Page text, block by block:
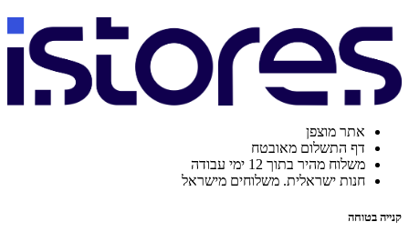
אתר מוצפן
דף התשלום מאובטח
משלוח מהיר בתוך 12 ימי עבודה
חנות ישראלית. משלוחים מישראל
קנייה בטוחה